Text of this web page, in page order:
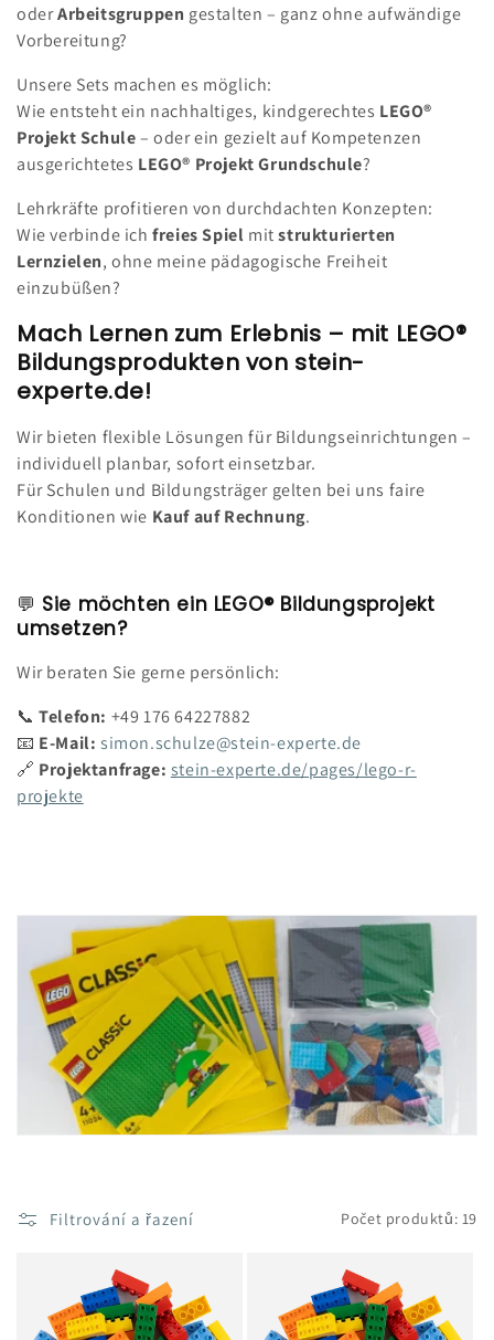
oderArbeitsgruppen gestalten – ganz ohne aufwändige
Vorbereitung?
Unsere Sets machen es möglich:
Wie entsteht ein nachhaltiges, kindgerechtes LEGO®
Projekt Schule– oder ein gezielt auf Kompetenzen
ausgerichtetes LEGO® Projekt Grundschule?
Lehrkräfte profitieren von durchdachten Konzepten:
Wie verbinde ichfreies Spiel mitstrukturierten
Lernzielen, ohne meine pädagogische Freiheit
einzubüßen?
Mach Lernen zum Erlebnis – mit LEGO®
Bildungsprodukten von stein-
experte.de!
Wir bieten flexible Lösungen für Bildungseinrichtungen –
individuell planbar, sofort einsetzbar.
Für Schulen und Bildungsträger gelten bei uns faire
Konditionen wie Kauf auf Rechnung.
💬 Sie möchten ein LEGO® Bildungsprojekt
umsetzen?
Wir beraten Sie gerne persönlich:
📞Telefon: +49 176 64227882
📧 E-Mail: simon.schulze@stein-experte.de
🔗 Projektanfrage: stein-experte.de/pages/lego-r-
projekte
Filtrování a řazení Počet produktů: 19